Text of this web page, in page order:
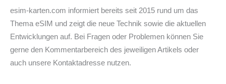
esim-karten.com informiert bereits seit 2015 rund um das
Thema eSIM und zeigt die neue Technik sowie die aktuellen
Entwicklungen auf. Bei Fragen oder Problemen können Sie
gerne den Kommentarbereich des jeweiligen Artikels oder
auch unsere Kontaktadresse nutzen.